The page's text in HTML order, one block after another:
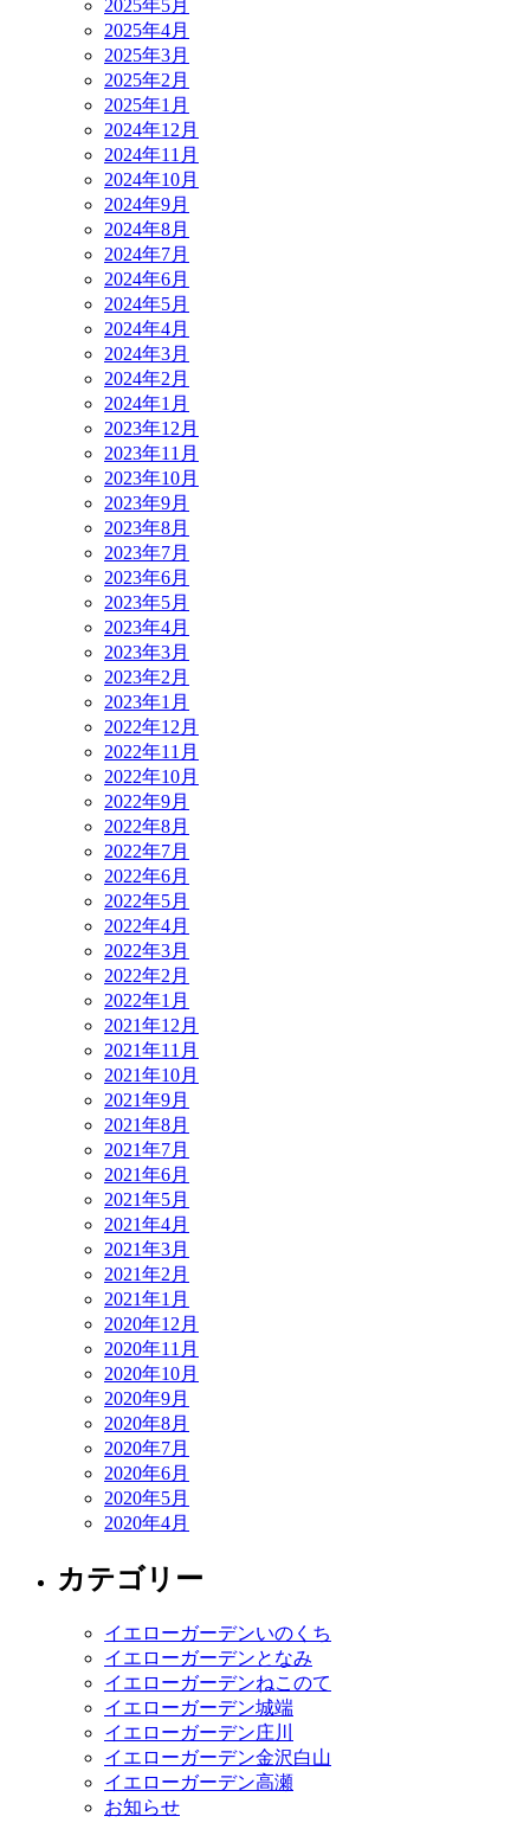
2025年5月
2025年4月
2025年3月
2025年2月
2025年1月
2024年12月
2024年11月
2024年10月
2024年9月
2024年8月
2024年7月
2024年6月
2024年5月
2024年4月
2024年3月
2024年2月
2024年1月
2023年12月
2023年11月
2023年10月
2023年9月
2023年8月
2023年7月
2023年6月
2023年5月
2023年4月
2023年3月
2023年2月
2023年1月
2022年12月
2022年11月
2022年10月
2022年9月
2022年8月
2022年7月
2022年6月
2022年5月
2022年4月
2022年3月
2022年2月
2022年1月
2021年12月
2021年11月
2021年10月
2021年9月
2021年8月
2021年7月
2021年6月
2021年5月
2021年4月
2021年3月
2021年2月
2021年1月
2020年12月
2020年11月
2020年10月
2020年9月
2020年8月
2020年7月
2020年6月
2020年5月
2020年4月
カテゴリー
イエローガーデンいのくち
イエローガーデンとなみ
イエローガーデンねこのて
イエローガーデン城端
イエローガーデン庄川
イエローガーデン金沢白山
イエローガーデン高瀬
お知らせ